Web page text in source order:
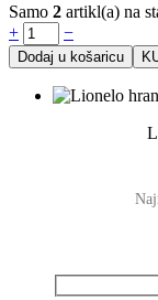
Samo 2 artikl(a) na
+
−
Dodaj u košaricu